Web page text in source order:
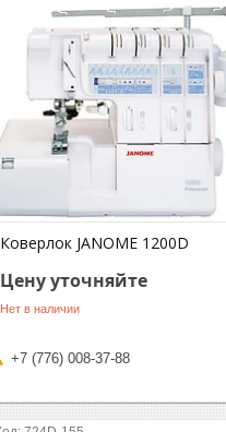
Коверлок JANOME 1200D
Цену уточняйте
Нет в наличии
+7 (776) 008-37-88